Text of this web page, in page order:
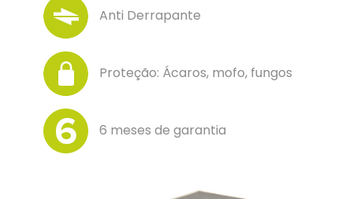
Anti Derrapante
Proteção: Ácaros, mofo, fungos
6 meses de garantia